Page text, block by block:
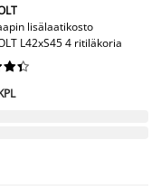
lisälaatikosto
L42xS45 4 ritiläkoria


